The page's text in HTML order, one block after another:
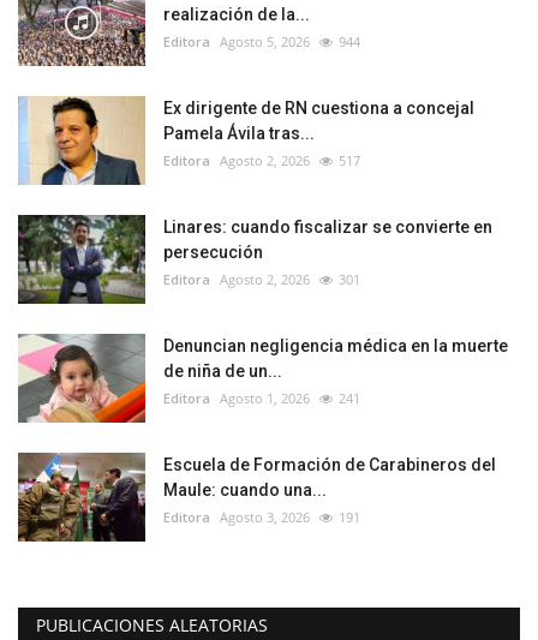
realización de la...
Editora Agosto 5, 2026 944
Ex dirigente de RN cuestiona a concejal
Pamela Ávila tras...
Editora Agosto 2, 2026 517
Linares: cuando fiscalizar se convierte en
persecución
Editora Agosto 2, 2026 301
Denuncian negligencia médica en la muerte
de niña de un...
Editora Agosto 1, 2026 241
Escuela de Formación de Carabineros del
Maule: cuando una...
Editora Agosto 3, 2026 191
PUBLICACIONES ALEATORIAS